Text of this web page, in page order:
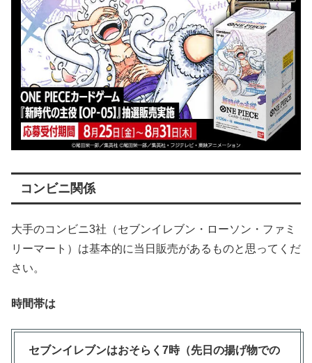
コンビニ関係
大手のコンビニ3社（セブンイレブン・ローソン・ファミ
リーマート）は基本的に当日販売があるものと思ってくだ
さい。
時間帯は
セブンイレブンはおそらく7時（先日の揚げ物での